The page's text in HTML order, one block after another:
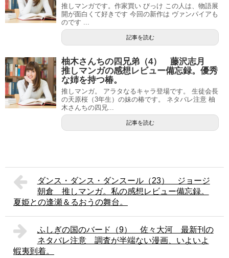
推しマンガです。作家買い びっけ この人は、物語展
開が面白くて好きです 今回の新作は ヴァンパイアも
のです ...
記事を読む
柚木さんちの四兄弟（4） 藤沢志月
推しマンガの感想レビュー備忘録。優秀
な姉を持つ椿。
推しマンガ。 アラタなるキャラ登場です。 生徒会長
の天原桜（3年生）の妹の椿です。 ネタバレ注意 柚
木さんちの四兄...
記事を読む
ダンス・ダンス・ダンスール（23） ジョージ
朝倉 推しマンガ。私の感想レビュー備忘録。
夏姫との逢瀬＆るおうの舞台。
ふしぎの国のバード（9） 佐々大河 最新刊の
ネタバレ注意 調査が半端ない漫画、いよいよ
蝦夷到着。